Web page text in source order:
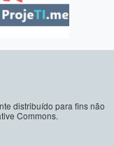
distribuído para fins não
Commons.